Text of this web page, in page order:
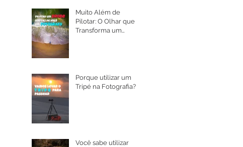
Muito Além de
Pilotar: O Olhar que
Transforma um
Porque utilizar um
Tripé na Fotografia?
Você sabe utilizar